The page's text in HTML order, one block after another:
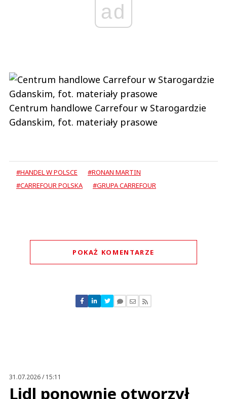
ad
Centrum handlowe Carrefour w Starogardzie
Gdanskim, fot. materiały prasowe
#HANDEL W POLSCE
#RONAN MARTIN
#CARREFOUR POLSKA
#GRUPA CARREFOUR
POKAŻ KOMENTARZE
Nie znaleziono komentarzy
Zostaw swoje komentarze
31.07.2026 / 15:11
Lidl ponownie otworzył